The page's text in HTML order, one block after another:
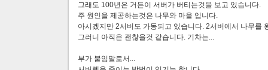
그래도 100년은 거든이 서버가 버티는것을 보고 있습니다.
주 원인을 제공하는것은 나무와 마을 입니다.
아시겠지만 2서버도 가동되고 있습니다. 2서버에서 나무를
그러니 아직은 괜찮을것 같습니다. 기차는...
부가 붙임말로서...